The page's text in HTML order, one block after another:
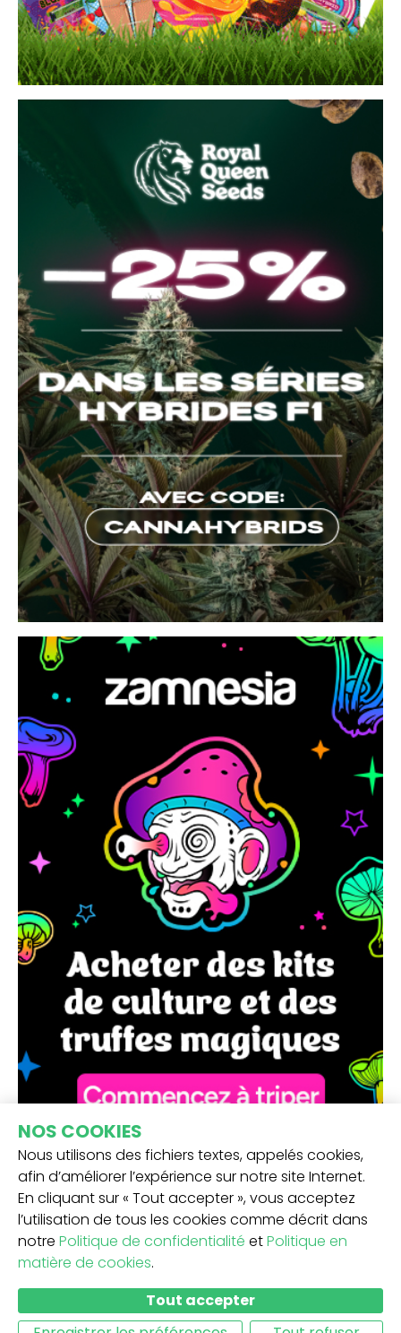
RECEVEZ NOTRE NEWSLETTER -
SOUMETTRE
NOS COOKIES
Nous utilisons des fichiers textes, appelés cookies,
afin d’améliorer l’expérience sur notre site Internet.
En cliquant sur « Tout accepter », vous acceptez
l’utilisation de tous les cookies comme décrit dans
notre Politique de confidentialité etPolitique en
matière de cookies.
Tout accepter